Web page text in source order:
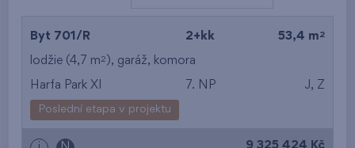
od nejdražšího
od nejmenší plochy
od největší plochy
Byt 701/R 2+kk 53,4 m 2
lodžie (4,7 m2 ), garáž, komora
Harfa Park XI 7. NP J, Z
Poslední etapa v projektu
9 325 424 Kč